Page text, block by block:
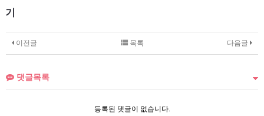
기
프
로
필
이전글 다음글
목록
댓글목록
등록된 댓글이 없습니다.